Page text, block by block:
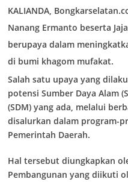
KALIANDA,
Nanang Ermanto beserta
berupaya dalam
di bumi khagom mufakat.
Salah satu upaya yang
potensi Sumber Daya Alam
(SDM) yang ada, melalui
disalurkan dalam program-
Pemerintah Daerah.
Hal tersebut diungkapkan
Pembangunan yang diikuti